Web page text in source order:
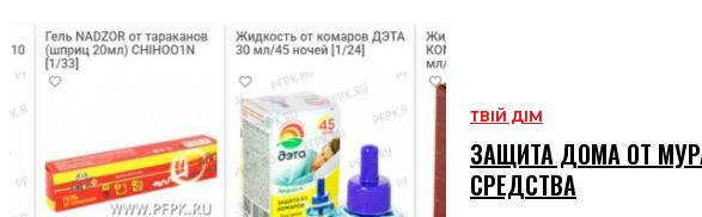
ТВІЙ ДІМ
ЗАЩИТА ДОМА ОТ
СРЕДСТВА